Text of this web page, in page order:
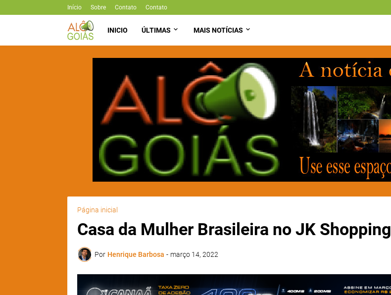
Início Sobre Contato Contato
INICIO ÚLTIMAS MAIS NOTÍCIAS
Página inicial
Casa da Mulher Brasileira no JK Shopping
Por Henrique Barbosa - março 14, 2022